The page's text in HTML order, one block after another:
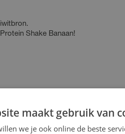
Shake Banaan!
maakt gebruik van
we je ook online de beste